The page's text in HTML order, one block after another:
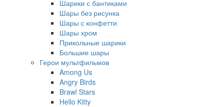
Шарики с бантиками
Шары без рисунка
Шары с конфетти
Шары хром
Прикольные шарики
Большие шары
Герои мультфильмов
Among Us
Angry Birds
Brawl Stars
Hello Kitty